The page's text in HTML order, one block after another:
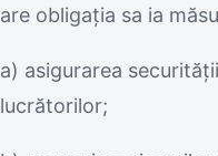
are obligaţia sa ia
a) asigurarea
lucrătorilor;